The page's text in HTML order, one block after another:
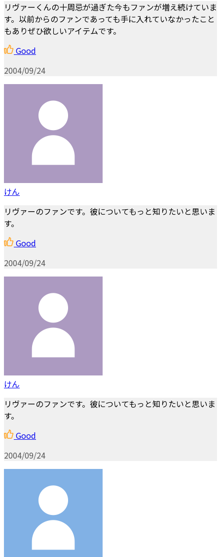
リヴァーくんの十周忌が過ぎた今もファンが増え続けていま
す。以前からのファンであっても手に入れていなかったこと
もありぜひ欲しいアイテムです。
Good
2004/09/24
けん
リヴァーのファンです。彼についてもっと知りたいと思いま
す。
Good
2004/09/24
けん
リヴァーのファンです。彼についてもっと知りたいと思いま
す。
Good
2004/09/24